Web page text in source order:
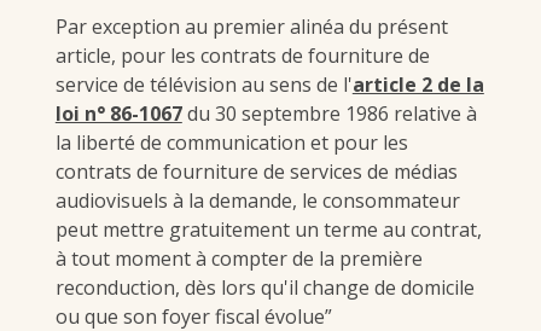
Par exception au premier alinéa du présent
article, pour les contrats de fourniture de
service de télévision au sens de l'article 2 de la
loi n° 86-1067du 30 septembre 1986 relative à
la liberté de communication et pour les
contrats de fourniture de services de médias
audiovisuels à la demande, le consommateur
peut mettre gratuitement un terme au contrat,
à tout moment à compter de la première
reconduction, dès lors qu'il change de domicile
ou que son foyer fiscal évolue”